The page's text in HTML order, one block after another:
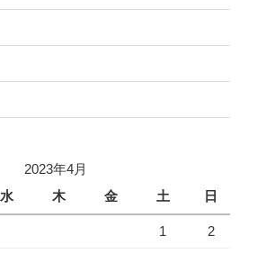
2023年4月
水 木 金 土 日
1 2